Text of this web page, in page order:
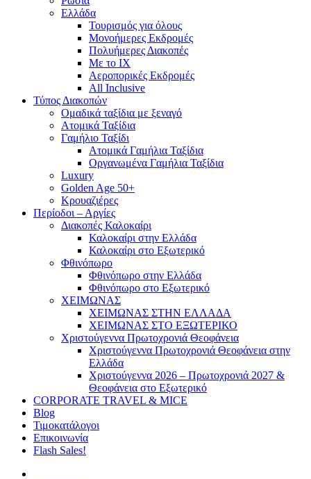
Ελλάδα
Τουρισμός για όλους
Mονοήμερες Εκδρομές
Πολυήμερες Διακοπές
Με το ΙΧ
Αεροπορικές Εκδρομές
All Inclusive
Τύπος Διακοπών
Ομαδικά ταξίδια με ξεναγό
Ατομικά Ταξίδια
Γαμήλιο Ταξίδι
Ατομικά Γαμήλια Ταξίδια
Οργανωμένα Γαμήλια Ταξίδια
Luxury
Golden Age 50+
Κρουαζιέρες
Περίοδοι – Αργίες
Διακοπές Καλοκαίρι
Καλοκαίρι στην Ελλάδα
Καλοκαίρι στο Εξωτερικό
Φθινόπωρο
Φθινόπωρο στην Ελλάδα
Φθινόπωρο στο Εξωτερικό
ΧΕΙΜΩΝΑΣ
ΧΕΙΜΩΝΑΣ ΣΤΗΝ ΕΛΛΑΔΑ
ΧΕΙΜΩΝΑΣ ΣΤΟ ΕΞΩΤΕΡΙΚΟ
Χριστούγεννα Πρωτοχρονιά Θεοφάνεια
Χριστούγεννα Πρωτοχρονιά Θεοφάνεια στην
Ελλάδα
Χριστούγεννα 2026 – Πρωτοχρονιά 2027 &
Θεοφάνεια στο Εξωτερικό
CORPORATE TRAVEL & MICE
Blog
Τιμοκατάλογοι
Επικοινωνία
Flash Sales!